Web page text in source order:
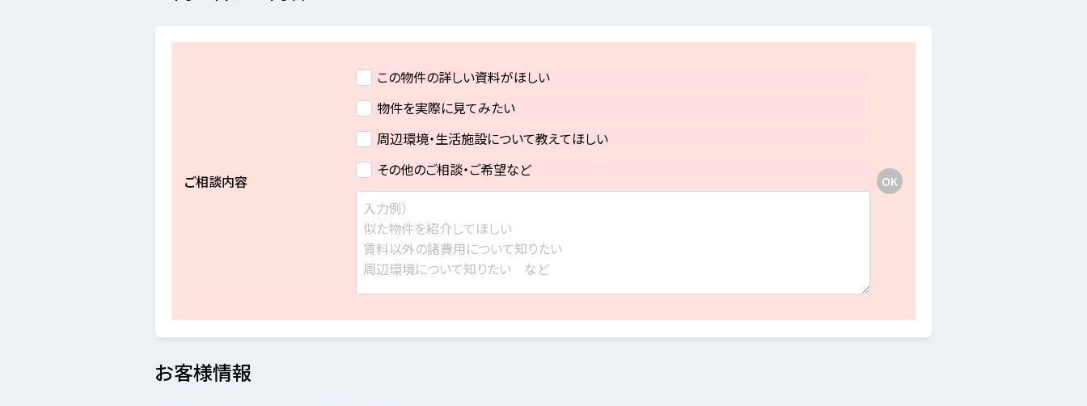
ご相談内容
この物件の詳しい資料がほしい
物件を実際に見てみたい
周辺環境・生活施設について教えてほしい
その他のご相談・ご希望など
お客様情報